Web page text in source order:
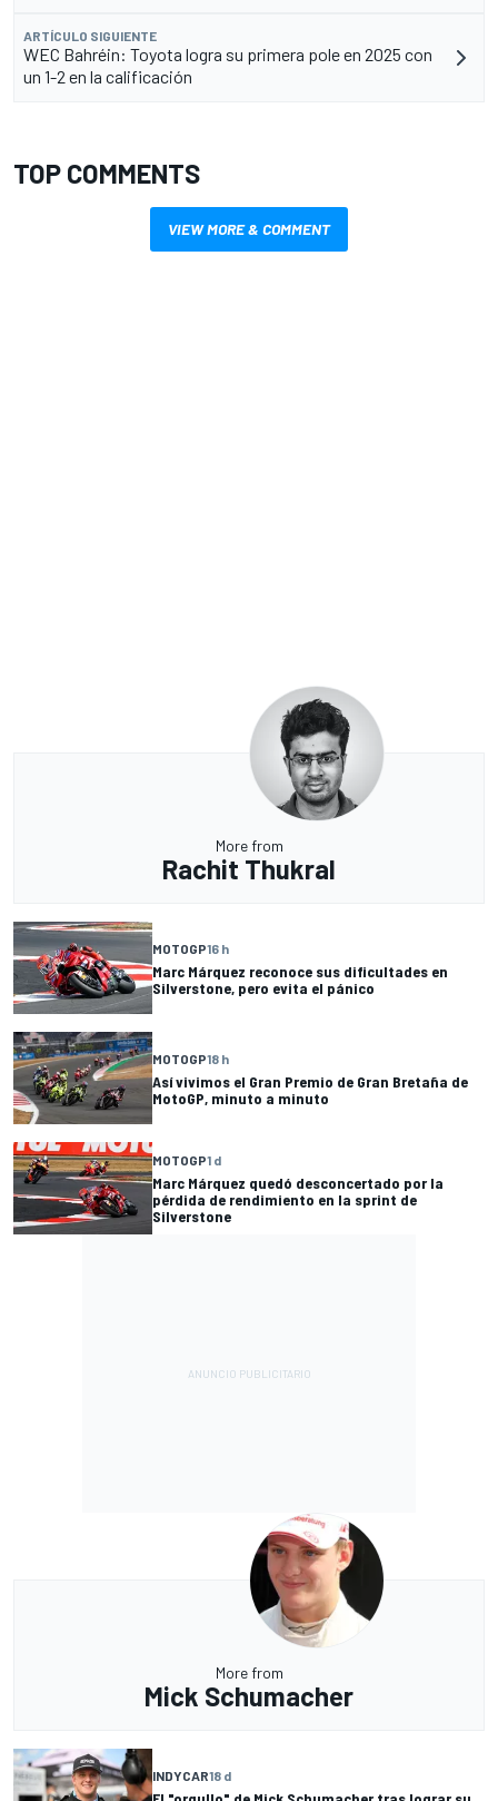
ARTÍCULO SIGUIENTE
WEC Bahréin: Toyota logra su primera pole en 2025 con
un 1-2 en la calificación
TOP COMMENTS
VIEW MORE & COMMENT
More from
Rachit Thukral
MOTOGP16 h
Marc Márquez reconoce sus dificultades en
Silverstone, pero evita el pánico
MOTOGP18 h
Así vivimos el Gran Premio de Gran Bretaña de
MotoGP, minuto a minuto
MOTOGP1 d
Marc Márquez quedó desconcertado por la
pérdida de rendimiento en la sprint de
Silverstone
More from
Mick Schumacher
INDYCAR18 d